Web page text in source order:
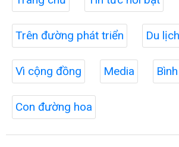
Trên đường phát triển Du lịch
Vì cộng đồng Media
Con đường hoa